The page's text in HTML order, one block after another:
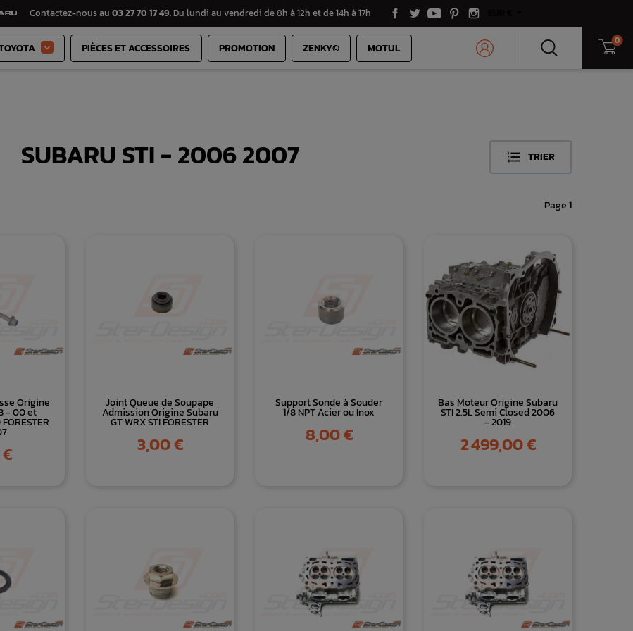
Contactez-nous au 03 27 70 17 49. Du lundi au vendredi de 8h à 12h et de 14h à 17h
 PIÈCES ET ACCESSOIRES PROMOTION ZENKY© MOTUL 0
 TRIER
SUBARU STI - 2006 2007
Page 1
Origine
- 00 et
Joint Queue de Soupape
Admission Origine Subaru
GT WRX STI FORESTER
Prix
3,00 €
Support Sonde à Souder
1/8 NPT Acier ou Inox
Prix
8,00 €
Bas Moteur Origine Subaru
STI 2.5L Semi Closed 2006
- 2019
Prix
2 499,00 €